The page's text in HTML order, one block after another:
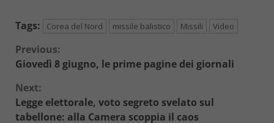
Tags: Corea del Nord missile balistico Missili Video
Continue
Reading
Previous:
Giovedì 8 giugno, le prime pagine dei giornali
Next:
Legge elettorale, voto segreto svelato sul
tabellone: alla Camera scoppia il caos